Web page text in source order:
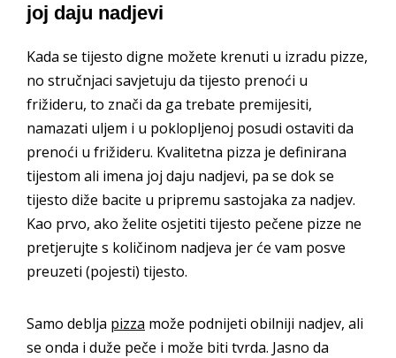
joj daju nadjevi
Kada se tijesto digne možete krenuti u izradu pizze,
no stručnjaci savjetuju da tijesto prenoći u
frižideru, to znači da ga trebate premijesiti,
namazati uljem i u poklopljenoj posudi ostaviti da
prenoći u frižideru. Kvalitetna pizza je definirana
tijestom ali imena joj daju nadjevi, pa se dok se
tijesto diže bacite u pripremu sastojaka za nadjev.
Kao prvo, ako želite osjetiti tijesto pečene pizze ne
pretjerujte s količinom nadjeva jer će vam posve
preuzeti (pojesti) tijesto.
Samo deblja pizza može podnijeti obilniji nadjev, ali
se onda i duže peče i može biti tvrda. Jasno da